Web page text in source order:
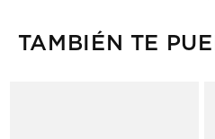
TAMBIÉN TE